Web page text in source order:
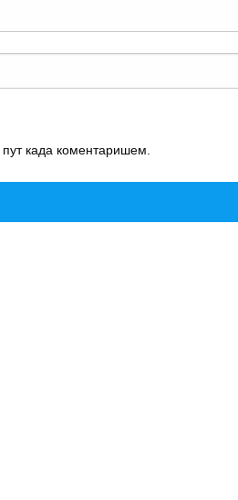
када коментаришем.